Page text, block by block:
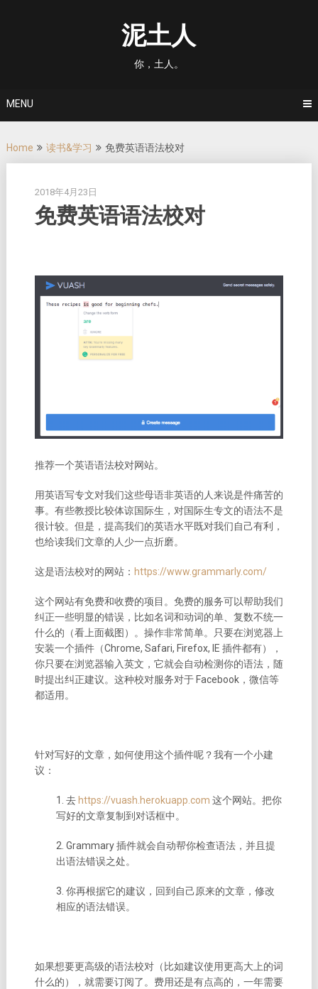
泥土人
你，土人。
MENU
Home 读书&学习 免费英语语法校对
2018年4月23日
免费英语语法校对
推荐一个英语语法校对网站。
用英语写专文对我们这些母语非英语的人来说是件痛苦的
事。有些教授比较体谅国际生，对国际生专文的语法不是
很计较。但是，提高我们的英语水平既对我们自己有利，
也给读我们文章的人少一点折磨。
这是语法校对的网站： https://www.grammarly.com/
这个网站有免费和收费的项目。免费的服务可以帮助我们
纠正一些明显的错误，比如名词和动词的单、复数不统一
什么的（看上面截图）。操作非常简单。只要在浏览器上
安装一个插件（Chrome, Safari, Firefox, IE 插件都有），
你只要在浏览器输入英文，它就会自动检测你的语法，随
时提出纠正建议。这种校对服务对于 Facebook，微信等
都适用。
针对写好的文章，如何使用这个插件呢？我有一个小建
议：
1. 去 https://vuash.herokuapp.com 这个网站。把你
写好的文章复制到对话框中。
2. Grammary 插件就会自动帮你检查语法，并且提
出语法错误之处。
3. 你再根据它的建议，回到自己原来的文章，修改
相应的语法错误。
如果想要更高级的语法校对（比如建议使用更高大上的词
什么的），就需要订阅了。费用还是有点高的，一年需要